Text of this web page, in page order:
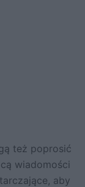
też poprosić
wiadomości
aby